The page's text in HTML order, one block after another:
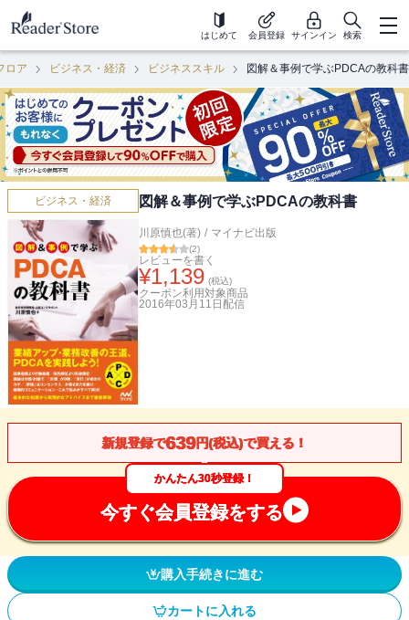
はじめて 会員登録 サインイン 検索
ロア ビジネス・経済 ビジネススキル 図解＆事例で学ぶPDCAの教科書
ビジネス・経済 図解＆事例で学ぶPDCAの教科書
川原慎也(著) / マイナビ出版
(2)
レビューを書く
¥1,139 (税込)
クーポン利用対象商品
2016年03月11日 配信
新規登録で639円(税込)で買える！
かんたん30秒登録！
今すぐ会員登録をする
購入手続きに進む
カートに入れる